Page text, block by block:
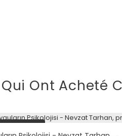
Ont Acheté
en stock